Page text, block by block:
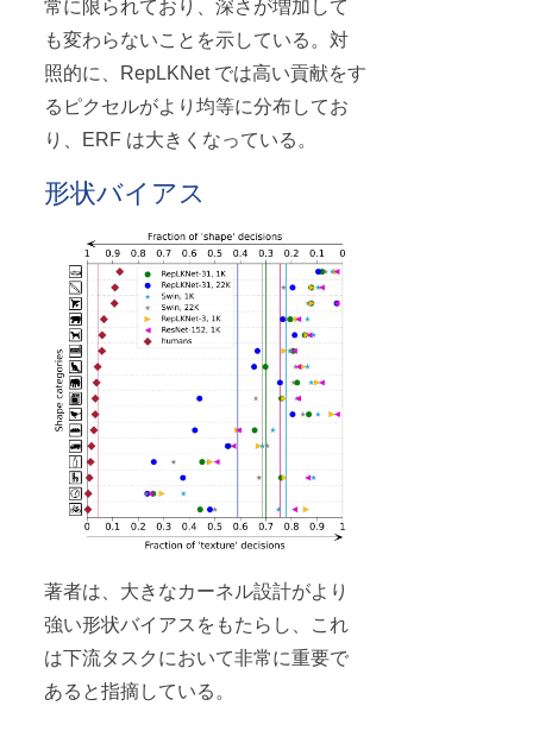
常に限られており、深さが増加して
も変わらないことを示している。対
照的に、RepLKNet では高い貢献をす
るピクセルがより均等に分布してお
り、ERF は大きくなっている。
形状バイアス
著者は、大きなカーネル設計がより
強い形状バイアスをもたらし、これ
は下流タスクにおいて非常に重要で
あると指摘している。